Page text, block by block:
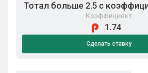
Тотал больше 2.5 с
Коэффициент
1.74
Сделать ставку